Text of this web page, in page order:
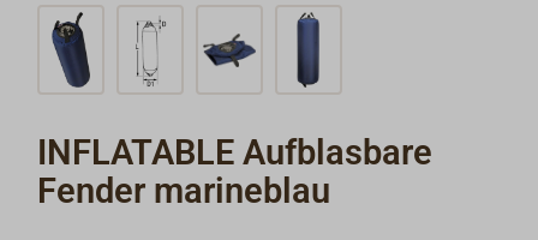
INFLATABLE Aufblasbare
Fender marineblau